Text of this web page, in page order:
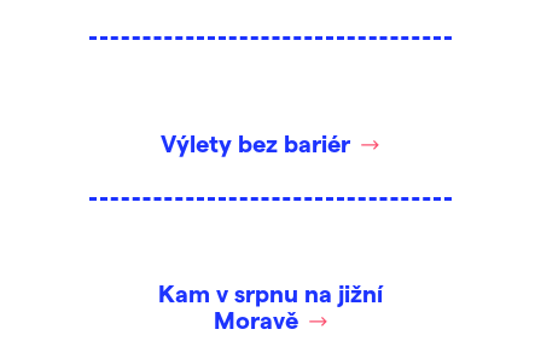
Výlety bez bariér
Kam v srpnu na jižní
Moravě